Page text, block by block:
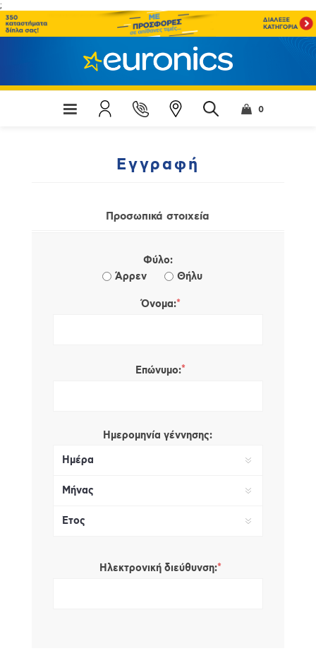
;
0
Εγγραφή
Προσωπικά στοιχεία
Φύλο:
Άρρεν
Θήλυ
Όνομα:*
Επώνυμο:*
Ημερομηνία γέννησης:
Ηλεκτρονική διεύθυνση:*